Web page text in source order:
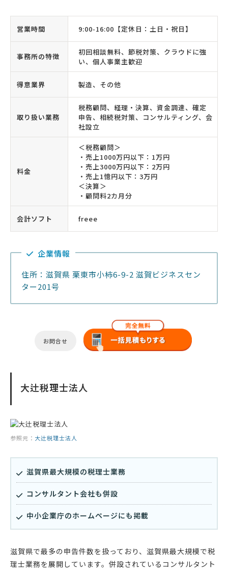
営業時間 9:00-16:00【定休日：土日・祝日】
事務所の特徴
初回相談無料、節税対策、クラウドに強
い、個人事業主歓迎
得意業界 製造、その他
取り扱い業務
税務顧問、経理・決算、資金調達、確定
申告、相続税対策、コンサルティング、会
社設立
料金
＜税務顧問＞
・売上1000万円以下：1万円
・売上3000万円以下：2万円
・売上1憶円以下：3万円
＜決算＞
・顧問料2カ月分
会計ソフト freee
企業情報
住所：滋賀県 栗東市小柿6-9-2 滋賀ビジネスセン
ター201号
お問合せ
大辻税理士法人
参照元： 大辻税理士法人
滋賀県最大規模の税理士業務
コンサルタント会社も併設
中小企業庁のホームページにも掲載
滋賀県で最多の申告件数を扱っており、滋賀県最大規模で税
理士業務を展開しています。併設されているコンサルタント